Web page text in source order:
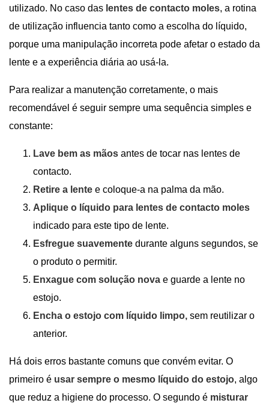
utilizado. No caso das lentes de contacto moles, a rotina
de utilização influencia tanto como a escolha do líquido,
porque uma manipulação incorreta pode afetar o estado da
lente e a experiência diária ao usá-la.
Para realizar a manutenção corretamente, o mais
recomendável é seguir sempre uma sequência simples e
constante:
Lave bem as mãos antes de tocar nas lentes de
contacto.
Retire a lente e coloque-a na palma da mão.
Aplique o líquido para lentes de contacto moles
indicado para este tipo de lente.
Esfregue suavemente durante alguns segundos, se
o produto o permitir.
Enxague com solução nova e guarde a lente no
estojo.
Encha o estojo com líquido limpo, sem reutilizar o
anterior.
Há dois erros bastante comuns que convém evitar. O
primeiro é usar sempre o mesmo líquido do estojo, algo
que reduz a higiene do processo. O segundo é misturar